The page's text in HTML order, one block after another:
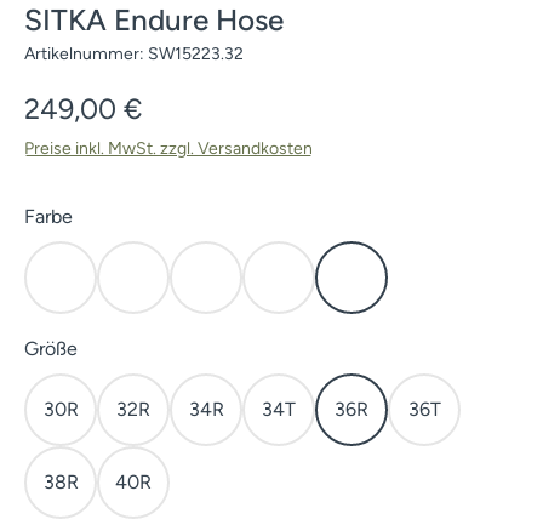
SITKA Endure Hose
Artikelnummer: SW15223.32
Regulärer Preis:
249,00 €
Preise inkl. MwSt. zzgl. Versandkosten
Farbeauswählen
Cattail Brown
Cover Elevated II Olive GreenSubalpine
Größeauswählen
30R 32R 34R 34T 36R 36T
38R 40R